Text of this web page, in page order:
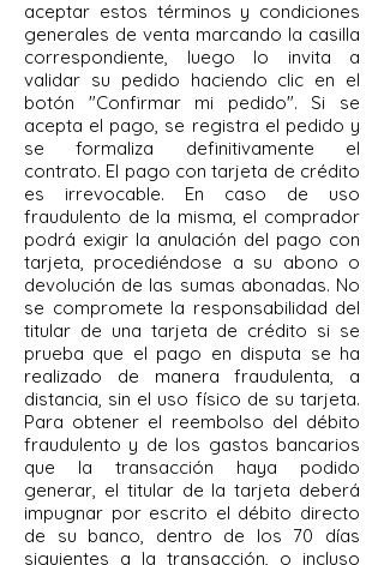
aceptar estos términos y condiciones
generales de venta marcando la casilla
correspondiente, luego lo invita a
validar su pedido haciendo clic en el
botón "Confirmar mi pedido". Si se
acepta el pago, se registra el pedido y
se formaliza definitivamente el
contrato. El pago con tarjeta de crédito
es irrevocable. En caso de uso
fraudulento de la misma, el comprador
podrá exigir la anulación del pago con
tarjeta, procediéndose a su abono o
devolución de las sumas abonadas. No
se compromete la responsabilidad del
titular de una tarjeta de crédito si se
prueba que el pago en disputa se ha
realizado de manera fraudulenta, a
distancia, sin el uso físico de su tarjeta.
Para obtener el reembolso del débito
fraudulento y de los gastos bancarios
que la transacción haya podido
generar, el titular de la tarjeta deberá
impugnar por escrito el débito directo
de su banco, dentro de los 70 días
siguientes a la transacción, o incluso